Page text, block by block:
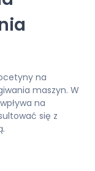
na
maszyn. W
na
się z